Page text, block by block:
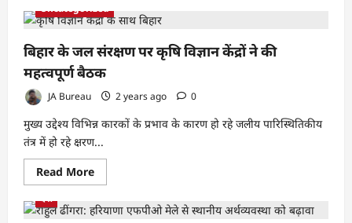
मोदी
सरकार
अनदेखी
से
नाराज
वृद्ध
EPS
-95
जंतर-
पर
करेंगे
प्रदर्शन
,
आर-
पार
की
Uncategorized
बिहार के जल संरक्षण पर कृषि विज्ञान केंद्रों ने की
महत्वपूर्ण बैठक
JA Bureau 2 years ago 0
मुख्य उद्देश्य विभिन्न कारकों के प्रभाव के कारण हो रहे जलीय पारिस्थितिकीय
तंत्र में हो रहे क्षरण...
Read MoreRead
more
बिहार
के
देश